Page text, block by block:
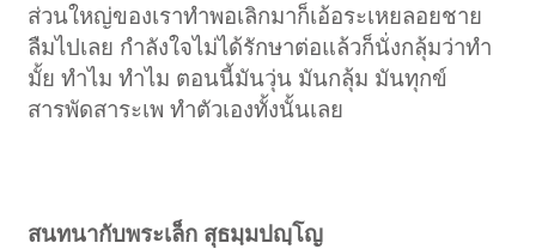
ส่วนใหญ่ของเราทำพอเลิกมาก็เอ้อระเหยลอยชาย
ลืมไปเลย กำลังใจไม่ได้รักษาต่อแล้วก็นั่งกลุ้มว่าทำ
มั้ย ทำไม ทำไม ตอนนี้มันวุ่น มันกลุ้ม มันทุกข์
สารพัดสาระเพ ทำตัวเองทั้งนั้นเลย
สนทนากับพระเล็ก สุธมฺมปญฺโญ